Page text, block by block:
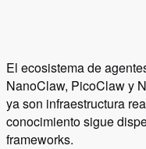
El ecosistema de
NanoClaw, PicoClaw y
ya son infraestructura
conocimiento sigue
frameworks.